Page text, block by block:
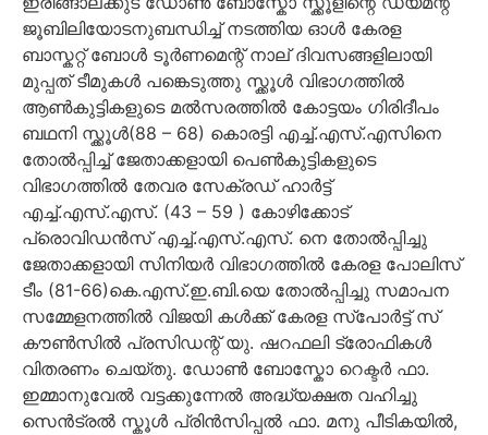
ജൂബിലിയോടനുബന്ധിച്ച് നടത്തിയ ഓൾ കേരള
ബാസ്കറ്റ് ബോൾ ടൂർണമെന്റ് നാല് ദിവസങ്ങളിലായി
മുപ്പത് ടീമുകൾ പങ്കെടുത്തു സ്ക്കൂൾ വിഭാഗത്തിൽ
ആൺകുട്ടികളുടെ മൽസരത്തിൽ കോട്ടയം ഗിരിദീപം
ബഥനി സ്ക്കൂൾ(88 – 68) കൊരട്ടി എച്ച്.എസ്.എസിനെ
തോൽപ്പിച്ച് ജേതാക്കളായി പെൺകുട്ടികളുടെ
വിഭാഗത്തിൽ തേവര സേക്രഡ് ഹാർട്ട്
എച്ച്.എസ്.എസ്. (43 – 59 ) കോഴിക്കോട്
പ്രൊവിഡൻസ് എച്ച്.എസ്.എസ്. നെ തോൽപ്പിച്ചു
ജേതാക്കളായി സിനിയർ വിഭാഗത്തിൽ കേരള പോലിസ്
ടീം (81-66)കെ.എസ്.ഇ.ബി.യെ തോൽപ്പിച്ചു സമാപന
സമ്മേളനത്തിൽ വിജയി കൾക്ക് കേരള സ്പോർട്ട് സ്
കൗൺസിൽ പ്രസിഡന്റ് യു. ഷറഫലി ട്രോഫികൾ
വിതരണം ചെയ്തു. ഡോൺ ബോസ്കോ റെക്ടർ ഫാ.
ഇമ്മാനുവേൽ വട്ടക്കുന്നേൽ അദ്ധ്യക്ഷത വഹിച്ചു
സെൻട്രൽ സ്കൂൾ പ്രിൻസിപ്പൽ ഫാ. മനു പീടികയിൽ,